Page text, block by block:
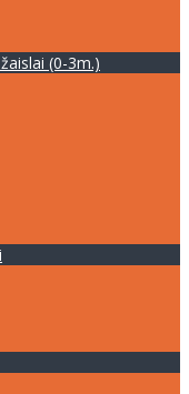
(0-3m.)